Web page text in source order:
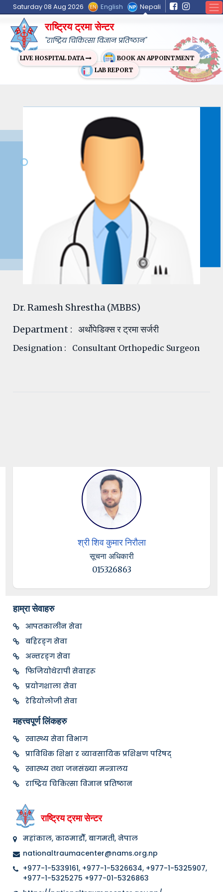
Saturday 08 Aug 2026 English Nepali
राष्ट्रिय ट्रमा सेन्टर
"राष्ट्रिय चिकित्सा विज्ञान प्रतिष्ठान"
LIVE HOSPITAL DATA
BOOK AN APPOINTMENT
LAB REPORT
Dr. Ramesh Shrestha (MBBS)
Department : अर्थोपेडिक्स र ट्रमा सर्जरी
Designation : Consultant Orthopedic Surgeon
श्री शिव कुमार निरौला
सूचना अधिकारी
015326863
हाम्रा सेवाहरु
आपतकालीन सेवा
बहिरङ्ग सेवा
अन्तरङ्ग सेवा
फिजियोथेरापी सेवाहरू
प्रयोगशाला सेवा
रेडियोलोजी सेवा
महत्त्वपूर्ण लिंकहरु
स्वास्थ्य सेवा विभाग
प्राविधिक शिक्षा र व्यावसायिक प्रशिक्षण परिषद्
स्वास्थ्य तथा जनसंख्या मन्त्रालय
राष्ट्रिय चिकित्सा विज्ञान प्रतिष्ठान
राष्ट्रिय ट्रमा सेन्टर
महांकाल, काठमाडौँ, बागमती, नेपाल
nationaltraumacenter@nams.org.np
+977-1-5339161, +977-1-5326634, +977-1-5325907,
+977-1-5325275 +977-01-5326863